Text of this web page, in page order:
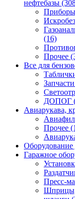
нефтебазы
Приборы
(16)
Прочее
Все для
ДОПОГ
Авиарукава,
Прочее
Оборудование
Гаражное
Пресс-
Шприцы,